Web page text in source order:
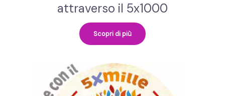
attraverso il 5x1000
Scopri di più